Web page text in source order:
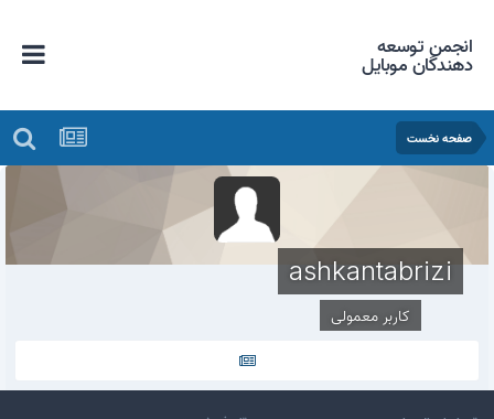
انجمن توسعه
دهندگان موبایل
صفحه نخست
ashkantabrizi
کاربر معمولی